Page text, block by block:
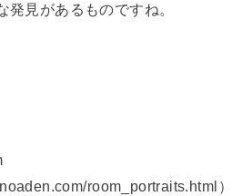
発見があるものですね。
room_portraits.html）